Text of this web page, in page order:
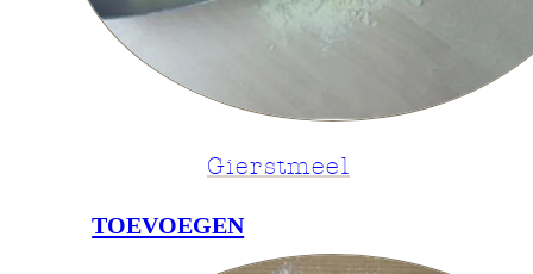
Gierstmeel
TOEVOEGEN